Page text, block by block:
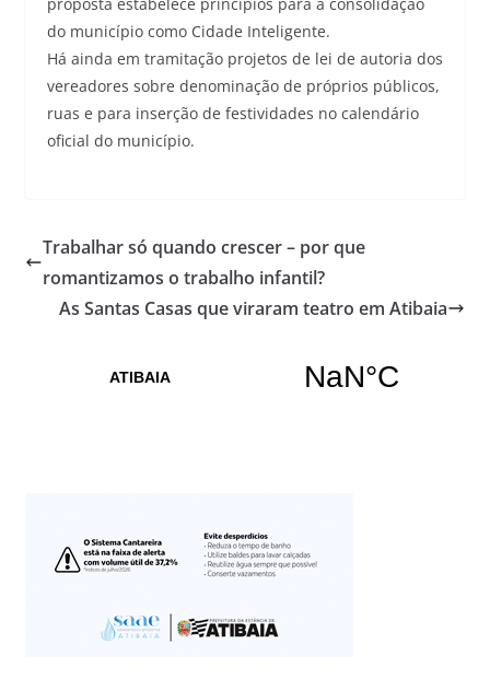
do município como Cidade Inteligente.
Há ainda em tramitação projetos de lei de autoria dos
vereadores sobre denominação de próprios públicos,
ruas e para inserção de festividades no calendário
oficial do município.
Trabalhar só quando crescer – por que
romantizamos o trabalho infantil?
As Santas Casas que viraram teatro em Atibaia